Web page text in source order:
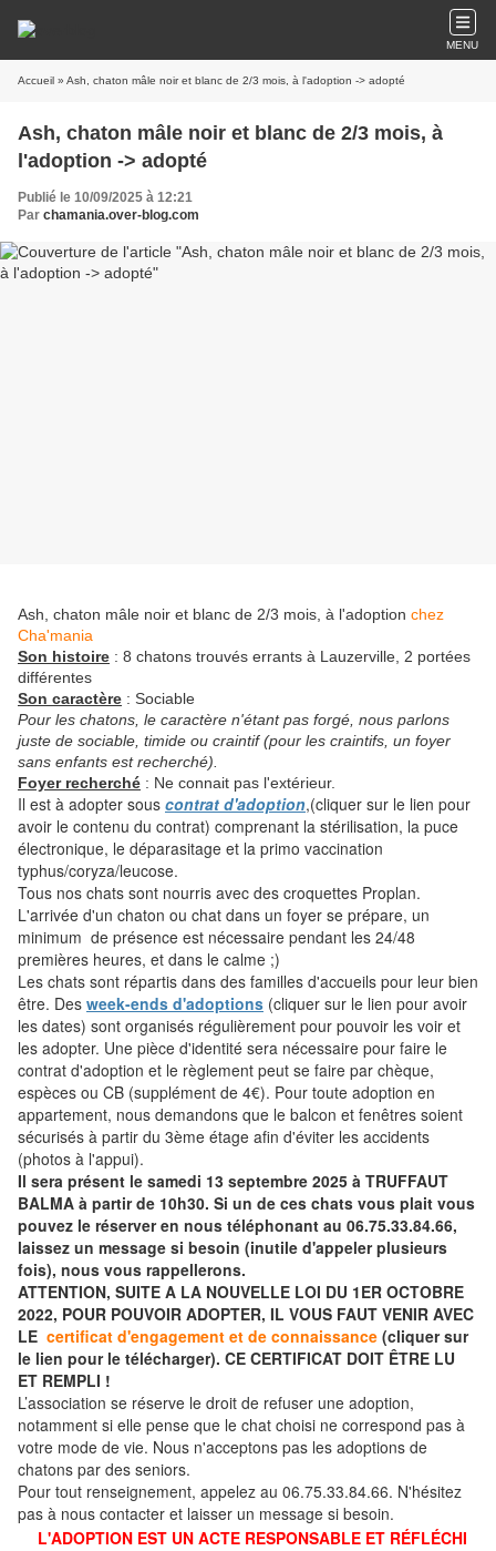
MENU
Accueil » Ash, chaton mâle noir et blanc de 2/3 mois, à l'adoption -> adopté
Ash, chaton mâle noir et blanc de 2/3 mois, à
l'adoption -> adopté
Publié le 10/09/2025 à 12:21
Par chamania.over-blog.com
Ash, chaton mâle noir et blanc de 2/3 mois, à l'adoption chez
Cha'mania
Son histoire : 8 chatons trouvés errants à Lauzerville, 2 portées
différentes
Son caractère : Sociable
Pour les chatons, le caractère n'étant pas forgé, nous parlons
juste de sociable, timide ou craintif (pour les craintifs, un foyer
sans enfants est recherché).
Foyer recherché : Ne connait pas l'extérieur.
Il est à adopter sous contrat d'adoption,(cliquer sur le lien pour
avoir le contenu du contrat) comprenant la stérilisation, la puce
électronique, le déparasitage et la primo vaccination
typhus/coryza/leucose.
Tous nos chats sont nourris avec des croquettes Proplan.
L'arrivée d'un chaton ou chat dans un foyer se prépare, un
minimum de présence est nécessaire pendant les 24/48
premières heures, et dans le calme ;)
Les chats sont répartis dans des familles d'accueils pour leur bien
être. Des week-ends d'adoptions (cliquer sur le lien pour avoir
les dates) sont organisés régulièrement pour pouvoir les voir et
les adopter. Une pièce d'identité sera nécessaire pour faire le
contrat d'adoption et le règlement peut se faire par chèque,
espèces ou CB (supplément de 4€). Pour toute adoption en
appartement, nous demandons que le balcon et fenêtres soient
sécurisés à partir du 3ème étage afin d'éviter les accidents
(photos à l'appui).
Il sera présent le samedi 13 septembre 2025 à TRUFFAUT
BALMA à partir de 10h30. Si un de ces chats vous plait vous
pouvez le réserver en nous téléphonant au 06.75.33.84.66,
laissez un message si besoin (inutile d'appeler plusieurs
fois), nous vous rappellerons.
ATTENTION, SUITE A LA NOUVELLE LOI DU 1ER OCTOBRE
2022, POUR POUVOIR ADOPTER, IL VOUS FAUT VENIR AVEC
LE certificat d'engagement et de connaissance (cliquer sur
le lien pour le télécharger). CE CERTIFICAT DOIT ÊTRE LU
ET REMPLI !
L’association se réserve le droit de refuser une adoption,
notamment si elle pense que le chat choisi ne correspond pas à
votre mode de vie. Nous n'acceptons pas les adoptions de
chatons par des seniors.
Pour tout renseignement, appelez au 06.75.33.84.66. N'hésitez
pas à nous contacter et laisser un message si besoin.
L'ADOPTION EST UN ACTE RESPONSABLE ET RÉFLÉCHI